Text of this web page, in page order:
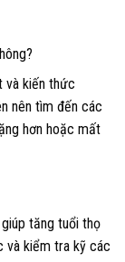
và kiến thức
nên tìm đến các
hơn hoặc mất
giúp tăng tuổi thọ
và kiểm tra kỹ các